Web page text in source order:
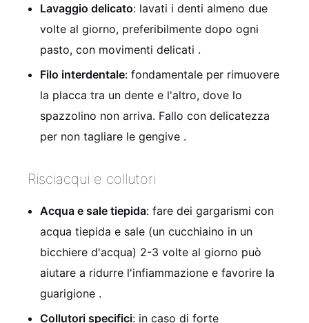
Lavaggio delicato: lavati i denti almeno due
volte al giorno, preferibilmente dopo ogni
pasto, con movimenti delicati .
Filo interdentale: fondamentale per rimuovere
la placca tra un dente e l'altro, dove lo
spazzolino non arriva. Fallo con delicatezza
per non tagliare le gengive .
Risciacqui e collutori
Acqua e sale tiepida: fare dei gargarismi con
acqua tiepida e sale (un cucchiaino in un
bicchiere d'acqua) 2-3 volte al giorno può
aiutare a ridurre l'infiammazione e favorire la
guarigione .
Collutori specifici: in caso di forte